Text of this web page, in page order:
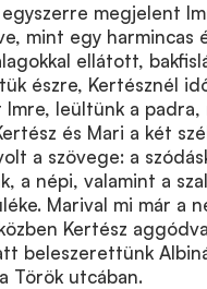
megjelent
mint egy
ellátott,
észre, Kertésznél
leültünk a
és Mari a két
a szövege: a
a népi, valamint a
Marival mi már a
Kertész
beleszerettünk
Török utcában.